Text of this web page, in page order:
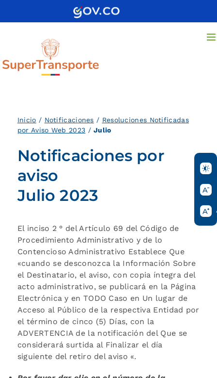
Inicio / Notificaciones / Resoluciones Notificadas
por Aviso Web 2023 /Julio
Notificaciones por
aviso
Julio 2023
El inciso 2 ° del Artículo 69 del Código de
Procedimiento Administrativo y de lo
Contencioso Administrativo Establece Que
«cuando se desconozca la Información Sobre
el Destinatario, el aviso, con copia íntegra del
acto administrativo, se publicará en la Página
Electrónica y en TODO Caso en Un lugar de
Acceso al Público de la respectiva Entidad por
el término de cinco (5) Días, con la
ADVERTENCIA de la notificación del Que se
considerará surtida al Finalizar el día
siguiente del retiro del aviso «.